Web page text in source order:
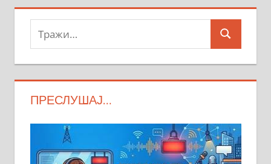
Тражи:
Search
ПРЕСЛУШАЈ…